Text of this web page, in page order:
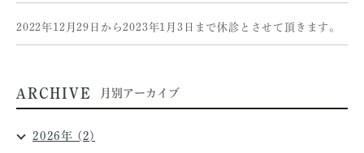
2022年12月29日から2023年1月3日まで休診とさせて頂きます。
ARCHIVE 月別アーカイブ
2026年 (2)